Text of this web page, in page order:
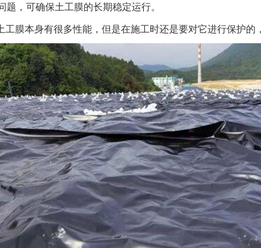
，可确保土工膜的长期稳定运行。
工膜本身有很多性能，但是在施工时还是要对它进行保护的